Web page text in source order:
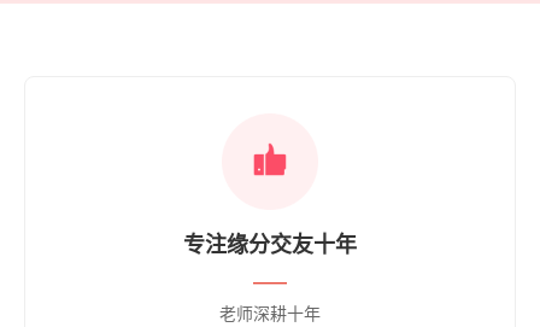
专注缘分交友十年
——
老师深耕十年